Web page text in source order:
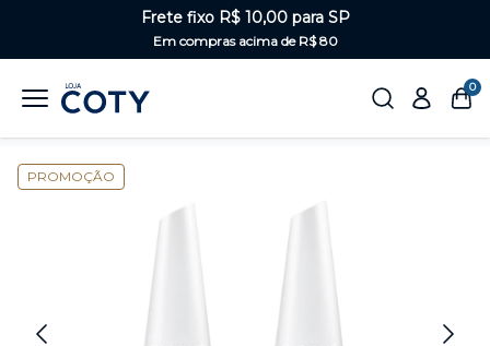
Frete fixo R$ 10,00 para SP
Em compras acima de R$ 80
0
PROMOÇÃO